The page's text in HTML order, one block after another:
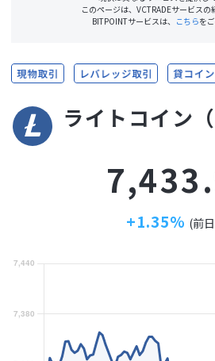
このページは、VCTRADEサービスの
BITPOINTサービスは、 こちらを
ライトコイン（
+1.35% (前